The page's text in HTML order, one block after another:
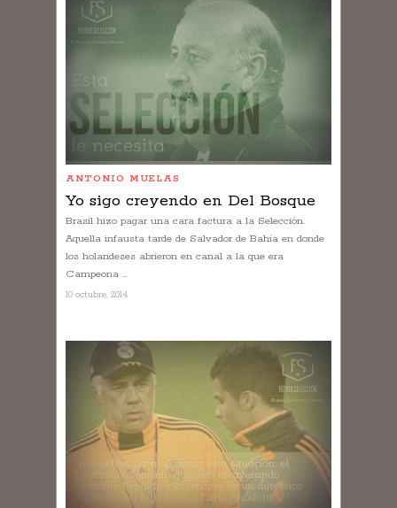
ANTONIO MUELAS
Yo sigo creyendo en Del Bosque
Brasil hizo pagar una cara factura a la Selección.
Aquella infausta tarde de Salvador de Bahía en donde
los holandeses abrieron en canal a la que era
Campeona ...
10 octubre, 2014